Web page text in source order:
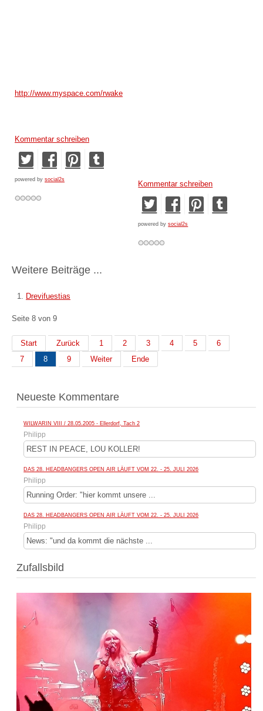
http://www.myspace.com/rwake
Kommentar schreiben
powered by social2s Kommentar schreiben
powered bysocial2s
Weitere Beiträge ...
Drevifuestias
Seite 8 von 9
Start Zurück 1 2 3 4 5
6
7
8 9 Weiter Ende
Neueste Kommentare
WILWARIN VIII / 28.05.2005 - Ellerdorf, Tach 2
Philipp
REST IN PEACE, LOU KOLLER!
DAS 28. HEADBANGERS OPEN AIR LÄUFT VOM 22. - 25. JULI 2026
Philipp
Running Order: "hier kommt unsere ...
DAS 28. HEADBANGERS OPEN AIR LÄUFT VOM 22. - 25. JULI 2026
Philipp
News: "und da kommt die nächste ...
Zufallsbild